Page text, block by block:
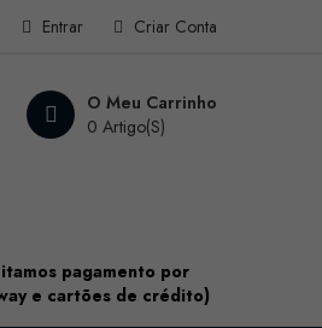
Criar Conta
Entrar
O Meu Carrinho
0 Artigo(s)
pagamento por
e cartões de crédito)